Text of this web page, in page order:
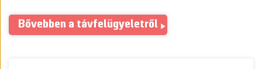
Bővebben a távfelügyeletről